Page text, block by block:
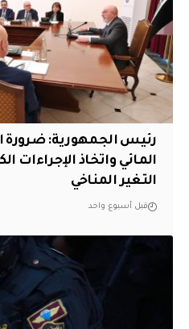
رئيس الجمهورية: ضرورة
المائي واتخاذ الإجراءات
التغير المناخي
قبل أسبوع واحد